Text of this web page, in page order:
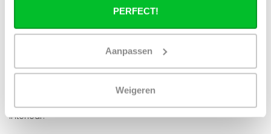
PERFECT!
Aanpassen
Weigeren
Deze radiator ziet er prachtig uit aan de muur en verwarmt
de ruimte snel en gelijkmatig. De combinatie van infrarood en
convectie werkt top!
Anouk Geplaatst op 25 Juli 2025 at 09:52
Deze radiator ziet er prachtig uit en verwarmt mijn kamer snel
en gelijkmatig. Echt een stijlvolle toevoeging aan mijn
interieur.